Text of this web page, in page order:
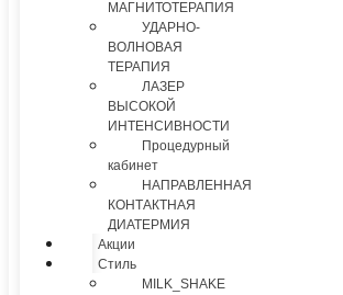
МАГНИТОТЕРАПИЯ
УДАРНО-
ВОЛНОВАЯ
ТЕРАПИЯ
ЛАЗЕР
ВЫСОКОЙ
ИНТЕНСИВНОСТИ
Процедурный
кабинет
НАПРАВЛЕННАЯ
КОНТАКТНАЯ
ДИАТЕРМИЯ
Акции
Стиль
MILK_SHAKE